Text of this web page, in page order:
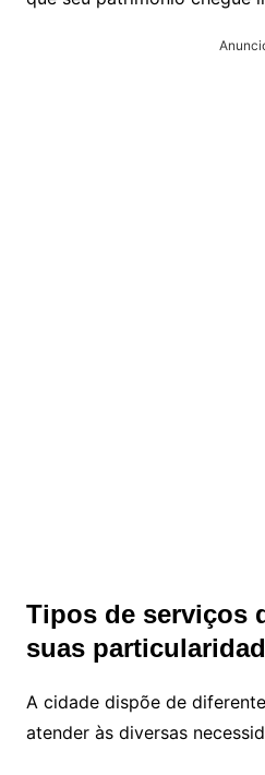
Tipos de serviços
suas
A cidade dispõe de
atender às diversas